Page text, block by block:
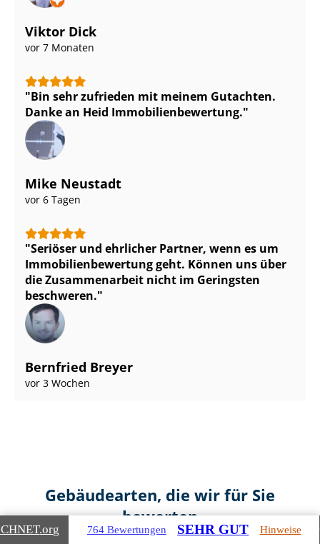
Viktor Dick
vor 7 Monaten
Bin sehr zufrieden mit meinem Gutachten.
Danke an Heid Im­mo­bi­li­en­be­wer­tung.
Mike Neustadt
vor 6 Tagen
Seriöser und ehrlicher Partner, wenn es um
Im­mo­bi­li­en­be­wer­tung geht. Können uns über
die Zusammenarbeit nicht im Geringsten
beschweren.
Bernfried Breyer
vor 3 Wochen
Gebäudearten, die wir für Sie
bewerten
.org 764 Bewertungen SEHR GUT Hinweise